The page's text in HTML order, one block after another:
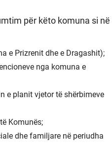
për këto komuna si në
e Prizrenit dhe e Dragashit);
nga komuna e
e planit vjetor të shërbimeve
Komunës;
dhe familjare në periudha